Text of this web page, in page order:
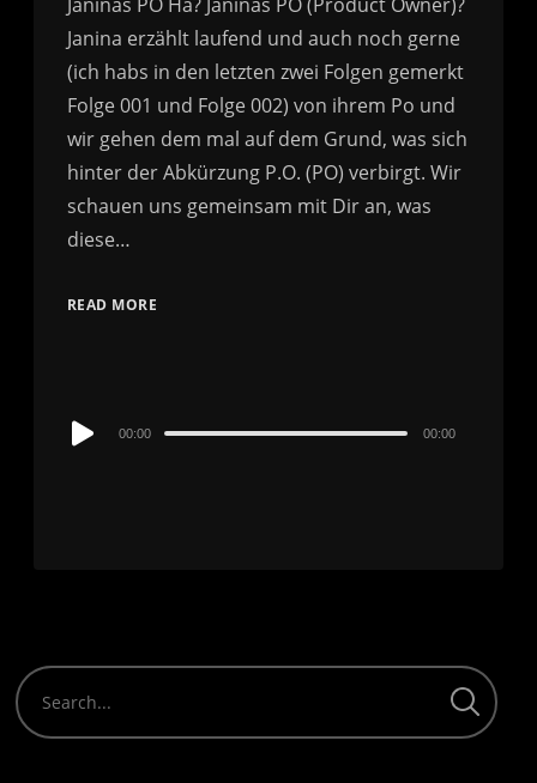
Janina erzählt laufend und auch noch gerne
(ich habs in den letzten zwei Folgen gemerkt
Folge 001 und Folge 002) von ihrem Po und
wir gehen dem mal auf dem Grund, was sich
hinter der Abkürzung P.O. (PO) verbirgt. Wir
schauen uns gemeinsam mit Dir an, was
diese…
READ MORE
Audio
00:00 00:00